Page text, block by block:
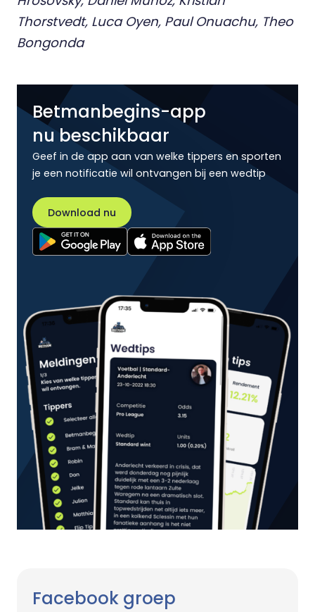
Thorstvedt, Luca Oyen, Paul Onuachu, Theo
Bongonda
Betmanbegins-app
nu beschikbaar
Geef in de app aan van welke tippers en sporten
je een notificatie wil ontvangen bij een wedtip
Download nu
Facebook groep